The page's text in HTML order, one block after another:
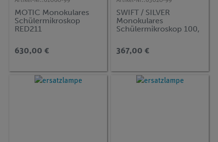
MOTIC Monokulares
Schülermikroskop
RED211
630,00 €
SWIFT / SILVER
Monokulares
Schülermikroskop 100,
367,00 €